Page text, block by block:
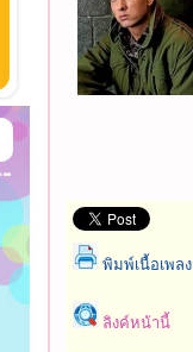
พิมพ์เนื้อเพลง
ลิงค์หน้านี้